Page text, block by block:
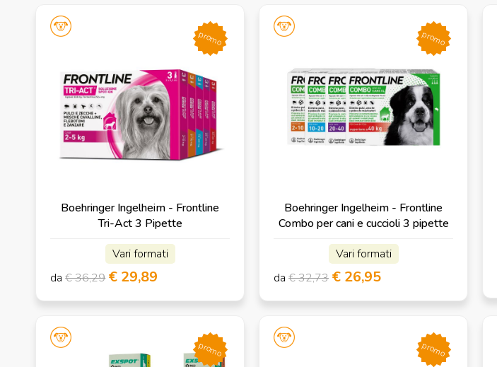
Boehringer Ingelheim - Frontline
Tri-Act 3 Pipette
Vari formati
da€ 36,29 € 29,89
promo
Boehringer Ingelheim - Frontline
Combo per cani e cuccioli 3 pipette
Vari formati
da€ 32,73 € 26,95
promo
promo promo